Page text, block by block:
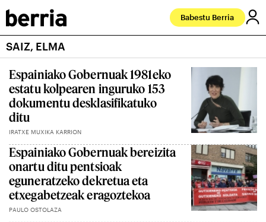
Babestu Berria
SAIZ, ELMA
Espainiako Gobernuak 1981eko
estatu kolpearen inguruko 153
dokumentu desklasifikatuko
ditu
IRATXE MUXIKA KARRION
Espainiako Gobernuak bereizita
onartu ditu pentsioak
eguneratzeko dekretua eta
etxegabetzeak eragoztekoa
PAULO OSTOLAZA